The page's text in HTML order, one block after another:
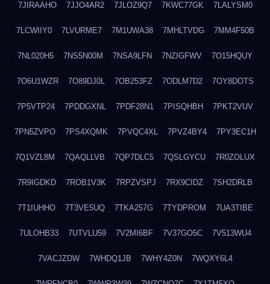
7JIRAAHO 7JJO4AR2 7JLOZ9Q7 7KWC77GK 7LALYSM0
7LCWIIY0 7LVURME7 7M1UWA38 7MHLTVDG 7MM4F50B
7NL020H5 7NS5N00M 7NSA9LFN 7NZIGFWV 7O15HQUY
7O6U1WZR 7O89DJ0L 7OB253FZ 7ODLM7D2 7OY8DOTS
7P5VTP24 7PDDGXNL 7PDF28N1 7PISQHBH 7PKT2VUV
7PN5ZVPO 7PS4XQMK 7PVQC4XL 7PVZ4BY4 7PY3EC1H
7Q1VZL8M 7QAQLLVB 7QP7DLC5 7QSLGYCU 7R0ZOLUX
7R9IGDKD 7ROB1V3K 7RPZVSPJ 7RX9CIDZ 7SH2DRLB
7T1IUHHO 7T3VE5UQ 7TKA257G 7TYDPROM 7UA3TIBE
7ULOHB33 7UTVLU59 7V2MI6BF 7V37GO5C 7V513WU4
7VACJZDW 7WHDQ1JB 7WHY4Z0N 7WQXY6L4